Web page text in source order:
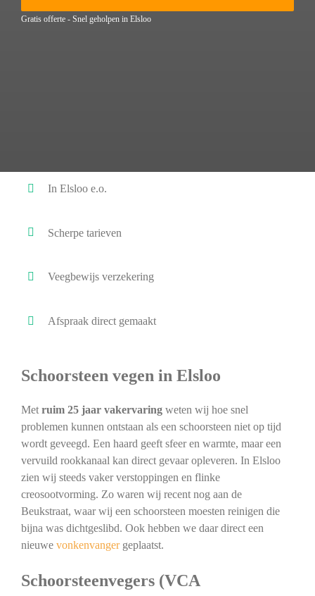
Gratis offerte - Snel geholpen in Elsloo
In Elsloo e.o.
Scherpe tarieven
Veegbewijs verzekering
Afspraak direct gemaakt
Schoorsteen vegen in Elsloo
Metruim 25 jaar vakervaringweten wij hoe snel
problemen kunnen ontstaan als een schoorsteen niet op tijd
wordt geveegd. Een haard geeft sfeer en warmte, maar een
vervuild rookkanaal kan direct gevaar opleveren. In Elsloo
zien wij steeds vaker verstoppingen en flinke
creosootvorming. Zo waren wij recent nog aan de
Beukstraat, waar wij een schoorsteen moesten reinigen die
bijna was dichtgeslibd. Ook hebben we daar direct een
nieuwe vonkenvangergeplaatst.
Schoorsteenvegers (VCA